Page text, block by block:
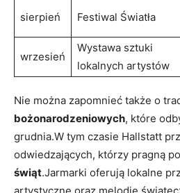
sierpień Festiwal ⁤Światła
wrzesień
Wystawa sztuki
lokalnych ​artystów
Nie można zapomnieć także o
bożonarodzeniowych, które
grudnia.W tym czasie Hallstatt
odwiedzających, którzy pragną
⁢świąt.Jarmarki oferują lokalne